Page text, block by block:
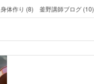
身体作り (8) 釜野講師ブログ (10)